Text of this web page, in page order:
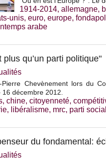
1914-2014, allemagne,
unis, euro, europe, fondapol
arabe
plus qu’un parti politique"
Pierre Chevènement lors du
décembre 2012.
, chine, citoyenneté,
, libéralisme, mrc, parti
du fondamental: